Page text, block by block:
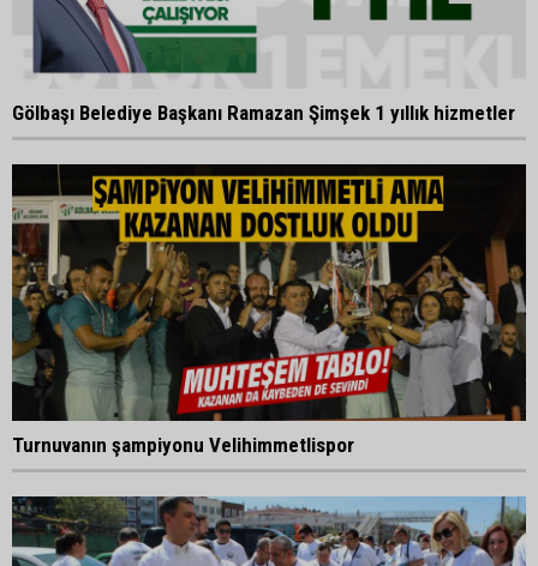
Gölbaşı Belediye Başkanı Ramazan Şimşek 1 yıllık hizmetler
Turnuvanın şampiyonu Velihimmetlispor